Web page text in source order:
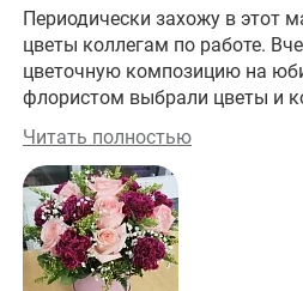
Периодически захожу в этот
цветы коллегам по работе.
цветочную композицию на
флористом выбрали цветы и
забрала заказ. Получилось
все оценили эту красоту!
прекрасную работу!
Читать полностью